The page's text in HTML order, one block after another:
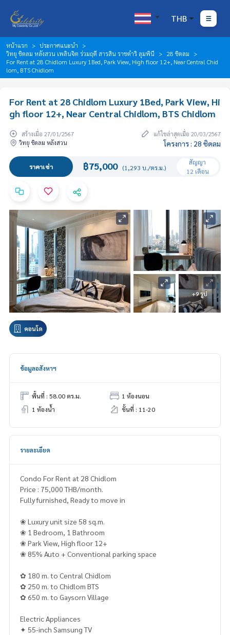
THB
หน้าแรก
ประกาศแนะนำ
วิทยุ ชิดลม หลังสวน เพลินจิต ร่วมฤดี สารสิน ราชดำริ ลุมพินี
28 ชิดลม
For Rent at 28 Chidlom Luxury 1Bed, Park View, High floor 12+, Near Central Chid
lom, BTS Chidlom
For Rent at 28 Chidlom Luxury 1Bed, Park View, Hi
gh floor 12+, Near Central Chidlom, BTS Chidlom
สร้างเมื่อ 27/01/2567
แก้ไขล่าสุดเมื่อ 20/03/2567
วิทยุ ชิดลม หลังสวน
โครงการ : 28 ชิดลม
ราคาเช่า ฿75,000 (1,293 บ./ตร.ม.)
สัญญา
12 เดือน
+9 รูป
คอนโด
ข้อมูลอสังหาฯ
พื้นที่ : 58.00 ตร.ม.
1 ห้องนอน
1 ห้องน้ำ
ชั้นที่ : 11-20
รายละเอียด
Condo For Rent at 28 Chidlom
Price : 75,000 THB/month.
Fully furnished, Ready to move in
❀ Luxury unit size 58 sq.m.
❀ 1 Bedroom, 1 Bathroom
❀ Park View, High floor 12+
❀ 85% Auto + Conventional parking space
✿ 180 m. to Central Chidlom
✿ 250 m. to Chidlom BTS
✿ 650 m. to Gaysorn Village
Electric Appliances
✦ 55-inch Samsung TV